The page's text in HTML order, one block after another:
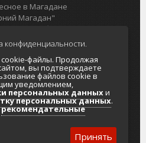
в Магадане
Магадан"
доска объявлений
туристический портал
в отношении обработки
данных
на обработку персональных
конфиденциальности.
файлы. Продолжая
вы подтверждаете
файлов cookie в
уведомлением,
персональных данныхи
персональных данных.
рекомендательные
Принять